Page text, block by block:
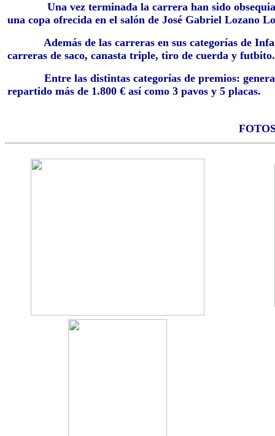
Una vez terminada la carrera han sido
una copa ofrecida en el salón de José Gabriel Lozano
Además de las carreras en sus categorías de
carreras de saco, canasta triple, tiro de cuerda y futbito.
Entre las distintas categorías de premios: general,
repartido más de 1.800 € así como 3 pavos y 5 placas.